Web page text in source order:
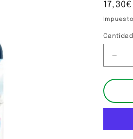
Precio
17,30€
Cantidad
para